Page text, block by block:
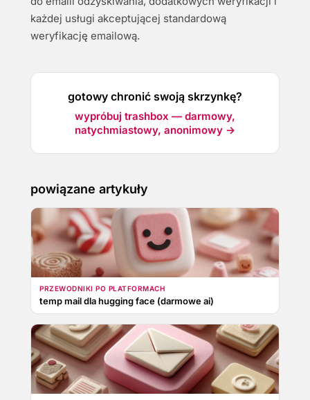
każdej usługi akceptującej standardową
weryfikację emailową.
gotowy chronić swoją skrzynkę?
wypróbuj trashbox — darmowy,
natychmiastowy, anonimowy →
powiązane artykuły
PRZEWODNIKI PO PLATFORMACH
temp mail dla hugging face (darmowe ai)